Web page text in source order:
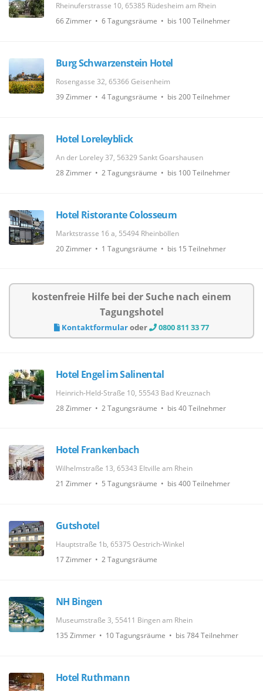
Rheinuferstrasse 10, 65385 Rüdesheim am Rhein
66 Zimmer • 6 Tagungsräume • bis 100 Teilnehmer
Burg Schwarzenstein Hotel
Rosengasse 32, 65366 Geisenheim
39 Zimmer • 4 Tagungsräume • bis 200 Teilnehmer
Hotel Loreleyblick
An der Loreley 37, 56329 Sankt Goarshausen
28 Zimmer • 2 Tagungsräume • bis 100 Teilnehmer
Hotel Ristorante Colosseum
Marktstrasse 16 a, 55494 Rheinböllen
20 Zimmer • 1 Tagungsräume • bis 15 Teilnehmer
kostenfreie Hilfe bei der Suche nach einem
Tagungshotel
Kontaktformularoder 0800 811 33 77
Hotel Engel im Salinental
Heinrich-Held-Straße 10, 55543 Bad Kreuznach
28 Zimmer • 2 Tagungsräume • bis 40 Teilnehmer
Hotel Frankenbach
Wilhelmstraße 13, 65343 Eltville am Rhein
21 Zimmer • 5 Tagungsräume • bis 400 Teilnehmer
Gutshotel
Hauptstraße 1b, 65375 Oestrich-Winkel
17 Zimmer • 2 Tagungsräume
NH Bingen
Museumstraße 3, 55411 Bingen am Rhein
135 Zimmer • 10 Tagungsräume • bis 784 Teilnehmer
Hotel Ruthmann